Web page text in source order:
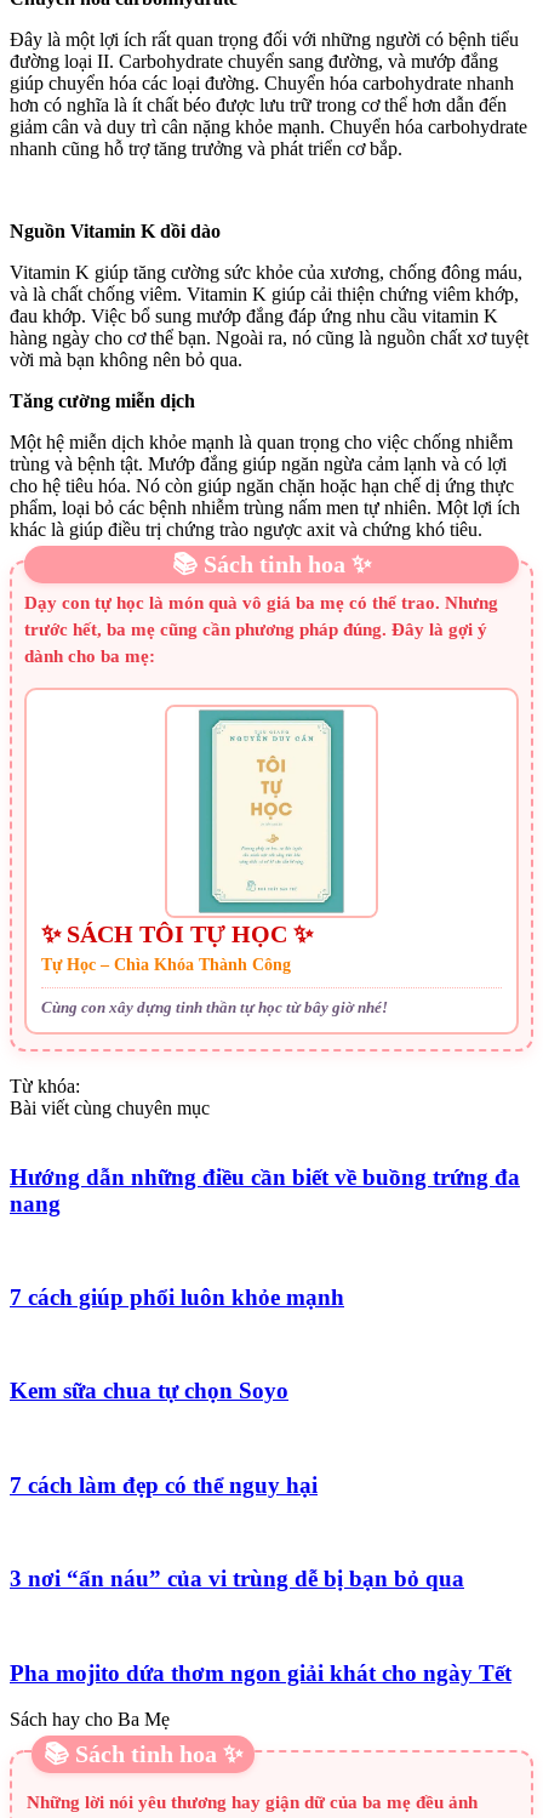
Đây là một lợi ích rất quan trọng đối với những người có bệnh tiểu
đường loại II. Carbohydrate chuyển sang đường, và mướp đắng
giúp chuyển hóa các loại đường. Chuyển hóa carbohydrate nhanh
hơn có nghĩa là ít chất béo được lưu trữ trong cơ thể hơn dẫn đến
giảm cân và duy trì cân nặng khỏe mạnh. Chuyển hóa carbohydrate
nhanh cũng hỗ trợ tăng trưởng và phát triển cơ bắp.
Nguồn Vitamin K dồi dào
Vitamin K giúp tăng cường sức khỏe của xương, chống đông máu,
và là chất chống viêm. Vitamin K giúp cải thiện chứng viêm khớp,
đau khớp. Việc bổ sung mướp đắng đáp ứng nhu cầu vitamin K
hàng ngày cho cơ thể bạn. Ngoài ra, nó cũng là nguồn chất xơ tuyệt
vời mà bạn không nên bỏ qua.
Tăng cường miễn dịch
Một hệ miễn dịch khỏe mạnh là quan trọng cho việc chống nhiễm
trùng và bệnh tật. Mướp đắng giúp ngăn ngừa cảm lạnh và có lợi
cho hệ tiêu hóa. Nó còn giúp ngăn chặn hoặc hạn chế dị ứng thực
phẩm, loại bỏ các bệnh nhiễm trùng nấm men tự nhiên. Một lợi ích
khác là giúp điều trị chứng trào ngược axit và chứng khó tiêu.
📚 Sách tinh hoa ✨
Dạy con tự học là món quà vô giá ba mẹ có thể trao. Nhưng
trước hết, ba mẹ cũng cần phương pháp đúng. Đây là gợi ý
dành cho ba mẹ:
✨ SÁCH TÔI TỰ HỌC ✨
Tự Học – Chìa Khóa Thành Công
Cùng con xây dựng tinh thần tự học từ bây giờ nhé!
Từ khóa:
Bài viết cùng chuyên mục
Hướng dẫn những điều cần biết về buồng trứng đa
nang
7 cách giúp phổi luôn khỏe mạnh
Kem sữa chua tự chọn Soyo
7 cách làm đẹp có thể nguy hại
3 nơi “ẩn náu” của vi trùng dễ bị bạn bỏ qua
Pha mojito dứa thơm ngon giải khát cho ngày Tết
Sách hay cho Ba Mẹ
📚 Sách tinh hoa ✨
Những lời nói yêu thương hay giận dữ của ba mẹ đều ảnh